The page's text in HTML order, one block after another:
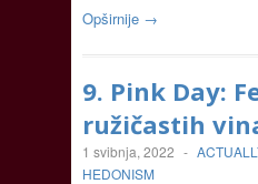
Opširnije →
9. Pink Day:
ružičastih
1 svibnja, 2022 -
HEDONISM